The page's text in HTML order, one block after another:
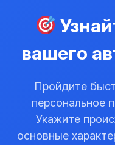
вашего
Пройдите
персональное
Укажите
основные